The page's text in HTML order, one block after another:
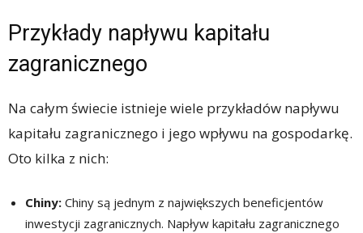
Przykłady napływu kapitału
zagranicznego
Na całym świecie istnieje wiele przykładów napływu
kapitału zagranicznego i jego wpływu na gospodarkę.
Oto kilka z nich:
Chiny: Chiny są jednym z największych beneficjentów
inwestycji zagranicznych. Napływ kapitału zagranicznego